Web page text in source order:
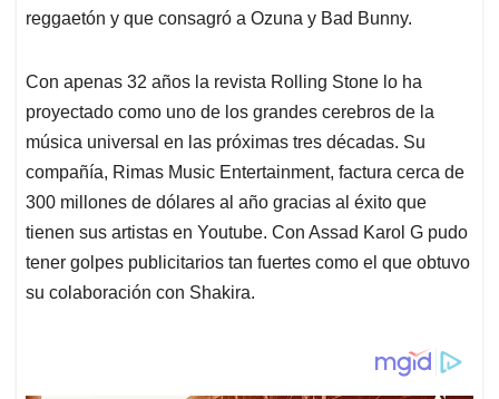
reggaetón y que consagró a Ozuna y Bad Bunny.
Con apenas 32 años la revista Rolling Stone lo ha
proyectado como uno de los grandes cerebros de la
música universal en las próximas tres décadas. Su
compañía, Rimas Music Entertainment, factura cerca de
300 millones de dólares al año gracias al éxito que
tienen sus artistas en Youtube. Con Assad Karol G pudo
tener golpes publicitarios tan fuertes como el que obtuvo
su colaboración con Shakira.